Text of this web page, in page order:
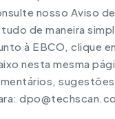
nosso Aviso
de maneira
à EBCO, clique
nesta mesma